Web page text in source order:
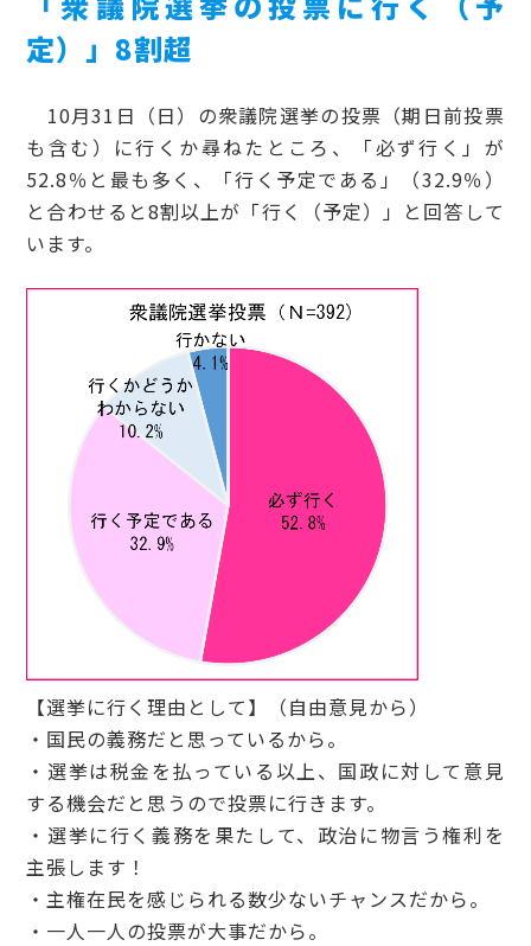
定）」8割超
10月31日（日）の衆議院選挙の投票（期日前投票
も含む）に行くか尋ねたところ、「必ず行く」が
52.8％と最も多く、「行く予定である」（32.9％）
と合わせると8割以上が「行く（予定）」と回答して
います。
【選挙に行く理由として】（自由意見から）
・国民の義務だと思っているから。
・選挙は税金を払っている以上、国政に対して意見
する機会だと思うので投票に行きます。
・選挙に行く義務を果たして、政治に物言う権利を
主張します！
・主権在民を感じられる数少ないチャンスだから。
・一人一人の投票が大事だから。